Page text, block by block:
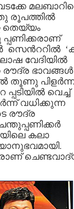
രൂപത്തില്‍
തെയ്യം
വേദിയില്‍
രൗദ്ര ഭാവങ്ങള്‍
തൂണു
വെച്ച്
വധിക്കുന്ന
രൗദ്ര
കലാ